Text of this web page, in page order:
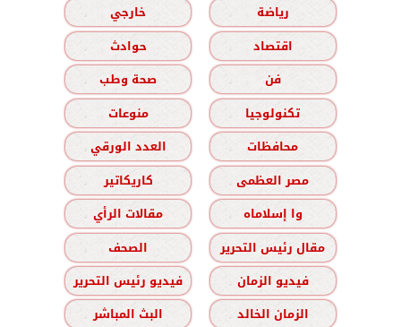
رياضة
خارجي
اقتصاد
حوادث
فن
صحة وطب
تكنولوجيا
منوعات
محافظات
العدد الورقي
مصر العظمى
كاريكاتير
وا إسلاماه
مقالات الرأي
مقال رئيس التحرير
الصحف
فيديو الزمان
فيديو رئيس التحرير
الزمان الخالد
البث المباشر